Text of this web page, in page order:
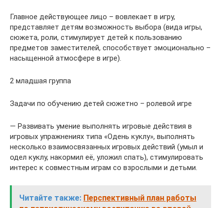
Главное действующее лицо – вовлекает в игру,
представляет детям возможность выбора (вида игры,
сюжета, роли, стимулирует детей к пользованию
предметов заместителей, способствует эмоционально –
насыщенной атмосфере в игре).
2 младшая группа
Задачи по обучению детей сюжетно – ролевой игре
— Развивать умение выполнять игровые действия в
игровых упражнениях типа «Одень куклу», выполнять
несколько взаимосвязанных игровых действий (умыл и
одел куклу, накормил её, уложил спать), стимулировать
интерес к совместным играм со взрослыми и детьми.
Читайте также: Перспективный план работы